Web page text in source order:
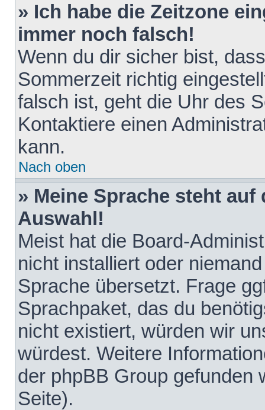
» Ich habe die Zeitzone
immer noch falsch!
Wenn du dir sicher bist,
Sommerzeit richtig
falsch ist, geht die Uhr des
Kontaktiere einen
kann.
Nach oben
» Meine Sprache steht
Auswahl!
Meist hat die Board-
nicht installiert oder
Sprache übersetzt. Frage
Sprachpaket, das du
nicht existiert, würden wir
würdest. Weitere
der phpBB Group gefunden
Seite).